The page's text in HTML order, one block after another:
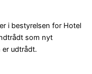
i bestyrelsen for Hotel
som nyt
er udtrådt.